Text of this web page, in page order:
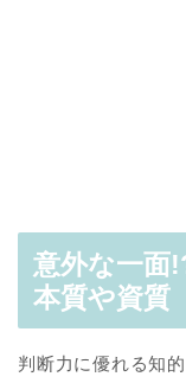
意外な一面
本質や資質
判断力に優れる知